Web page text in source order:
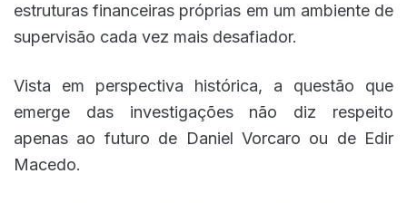
estruturas financeiras próprias em um ambiente de
supervisão cada vez mais desafiador.
Vista em perspectiva histórica, a questão que
emerge das investigações não diz respeito
apenas ao futuro de Daniel Vorcaro ou de Edir
Macedo.